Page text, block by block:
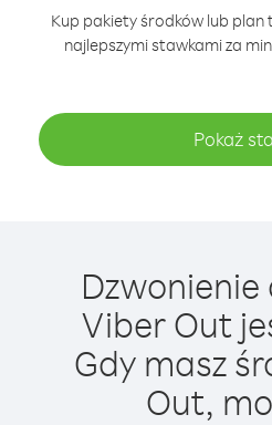
Kup pakiety środków lub plan
najlepszymi stawkami za
Pokaż
Dzwonienie
Viber Out
Gdy masz
Out,